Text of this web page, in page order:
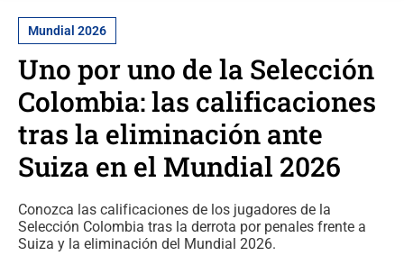
Mundial 2026
Uno por uno de la Selección
Colombia: las calificaciones
tras la eliminación ante
Suiza en el Mundial 2026
Conozca las calificaciones de los jugadores de la
Selección Colombia tras la derrota por penales frente a
Suiza y la eliminación del Mundial 2026.